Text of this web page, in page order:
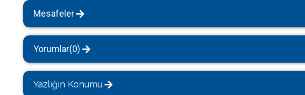
Mesafeler
Yorumlar(0)
Yazlığın Konumu